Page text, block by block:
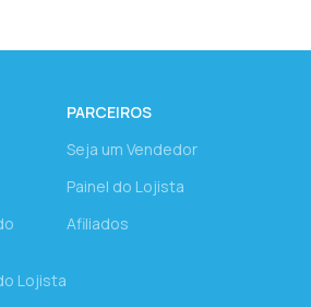
Lojista
PARCEIROS
Seja um Vendedor
Painel do Lojista
Afiliados